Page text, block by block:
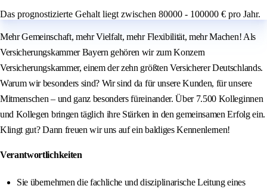
Das prognostizierte Gehalt liegt zwischen 80000 - 100000 € pro Jahr.
Mehr Gemeinschaft, mehr Vielfalt, mehr Flexibilität, mehr Machen! Als
Versicherungskammer Bayern gehören wir zum Konzern
Versicherungskammer, einem der zehn größten Versicherer Deutschlands.
Warum wir besonders sind? Wir sind da für unsere Kunden, für unsere
Mitmenschen – und ganz besonders füreinander. Über 7.500 Kolleginnen
und Kollegen bringen täglich ihre Stärken in den gemeinsamen Erfolg ein.
Klingt gut? Dann freuen wir uns auf ein baldiges Kennenlernen!
Verantwortlichkeiten
Sie übernehmen die fachliche und disziplinarische Leitung eines